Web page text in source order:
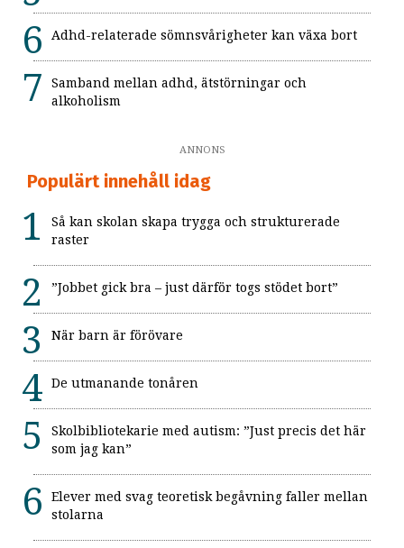
Adhd-relaterade sömnsvårigheter kan växa bort
Samband mellan adhd, ätstörningar och
alkoholism
ANNONS
Populärt innehåll idag
Så kan skolan skapa trygga och strukturerade
raster
”Jobbet gick bra – just därför togs stödet bort”
När barn är förövare
De utmanande tonåren
Skolbibliotekarie med autism: ”Just precis det här
som jag kan”
Elever med svag teoretisk begåvning faller mellan
stolarna